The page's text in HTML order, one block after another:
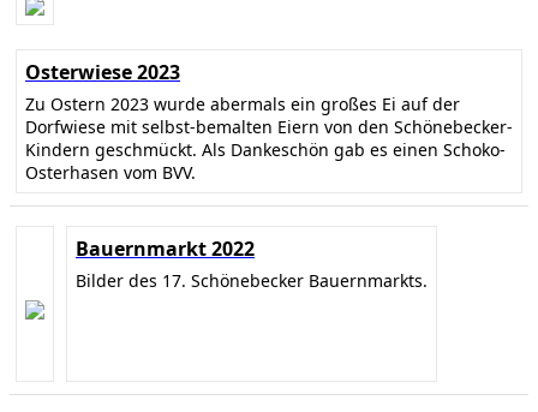
Osterwiese 2023
Zu Ostern 2023 wurde abermals ein großes Ei auf der
Dorfwiese mit selbst-bemalten Eiern von den Schönebecker-
Kindern geschmückt. Als Dankeschön gab es einen Schoko-
Osterhasen vom BVV.
Bauernmarkt 2022
Bilder des 17. Schönebecker Bauernmarkts.